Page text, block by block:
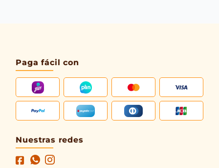
Paga fácil con
Nuestras redes